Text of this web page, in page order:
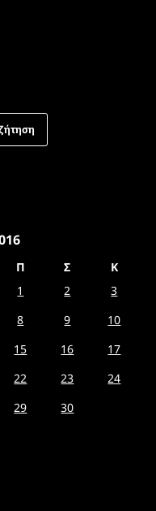
Π Σ
Κ
1
2
3
8 9
10
15 16
17
22 23
24
29
30